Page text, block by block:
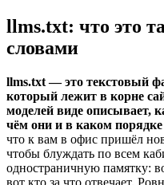
llms.txt: что это
словами
llms.txt — это текстовый
который лежит в корне
моделей виде описывает,
чём они и в каком порядке
что к вам в офис пришёл
чтобы блуждать по всем
одностраничную памятку:
вот кто за что отвечает.